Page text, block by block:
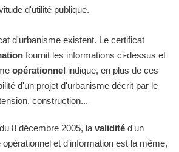
d'utilité publique.
d'urbanisme existent. Le certificat
fournit les informations ci-dessus et
opérationnel indique, en plus de ces
d'un projet d'urbanisme décrit par le
construction...
8 décembre 2005, la validité d'un
et d'information est la même,